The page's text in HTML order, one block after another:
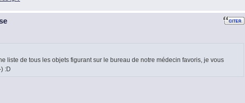
liste de tous les objets figurant sur le bureau de notre médecin favoris, je vous
:D